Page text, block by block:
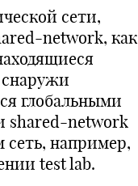
сети,
network, как
глобальными
shared-network
например,
test lab.